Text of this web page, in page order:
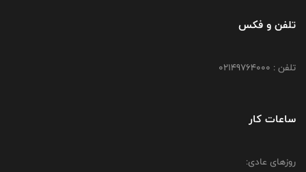
تلفن و فکس
تلفن : 02149764000
ساعات کار
روزهای عادی: